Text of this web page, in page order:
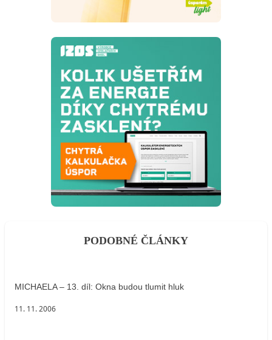
PODOBNÉ ČLÁNKY
MICHAELA – 13. díl: Okna budou tlumit hluk
11. 11. 2006